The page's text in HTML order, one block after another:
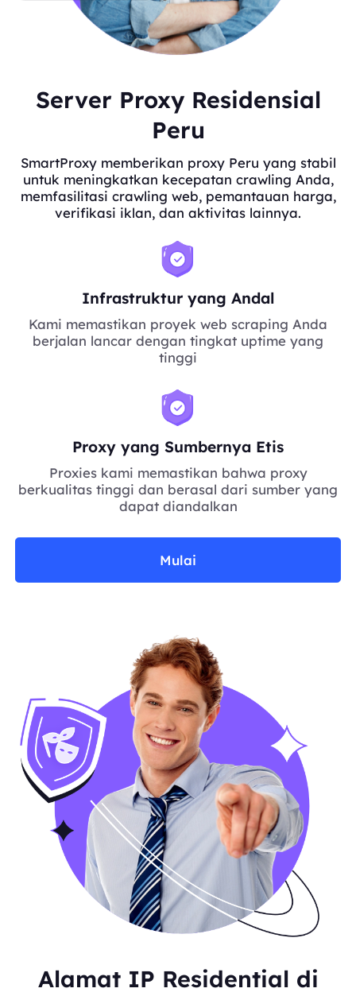
Server Proxy Residensial
Peru
SmartProxy memberikan proxy Peru yang stabil
untuk meningkatkan kecepatan crawling Anda,
memfasilitasi crawling web, pemantauan harga,
verifikasi iklan, dan aktivitas lainnya.
Infrastruktur yang Andal
Kami memastikan proyek web scraping Anda
berjalan lancar dengan tingkat uptime yang
tinggi
Proxy yang Sumbernya Etis
Proxies kami memastikan bahwa proxy
berkualitas tinggi dan berasal dari sumber yang
dapat diandalkan
Mulai
Alamat IP Residential di